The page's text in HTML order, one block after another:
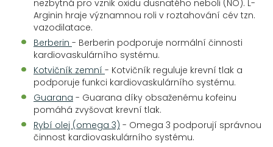
nezbytná pro vznik oxidu dusnatého neboli (NO). L-
Arginin hraje významnou roli v roztahování cév tzn.
vazodilatace.
Berberin - Berberin podporuje normální činnosti
kardiovaskulárního systému.
Kotvičník zemní - Kotvičník reguluje krevní tlak a
podporuje funkci kardiovaskulárního systému.
Guarana - Guarana díky obsaženému kofeinu
pomáhá zvyšovat krevní tlak.
Rybí olej (omega 3) - Omega 3 podporují správnou
činnost kardiovaskulárního systému.